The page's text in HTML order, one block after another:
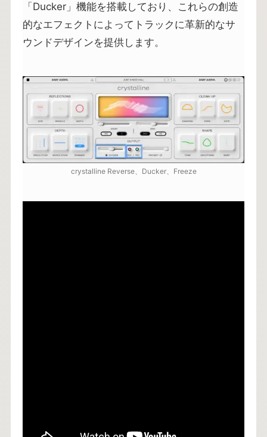
「Ducker」機能を搭載しており、これらの創造
的なエフェクトによってトラックに革新的なサ
ウンドデザインを提供します。
crystalline Reverse、Ducker、Freeze